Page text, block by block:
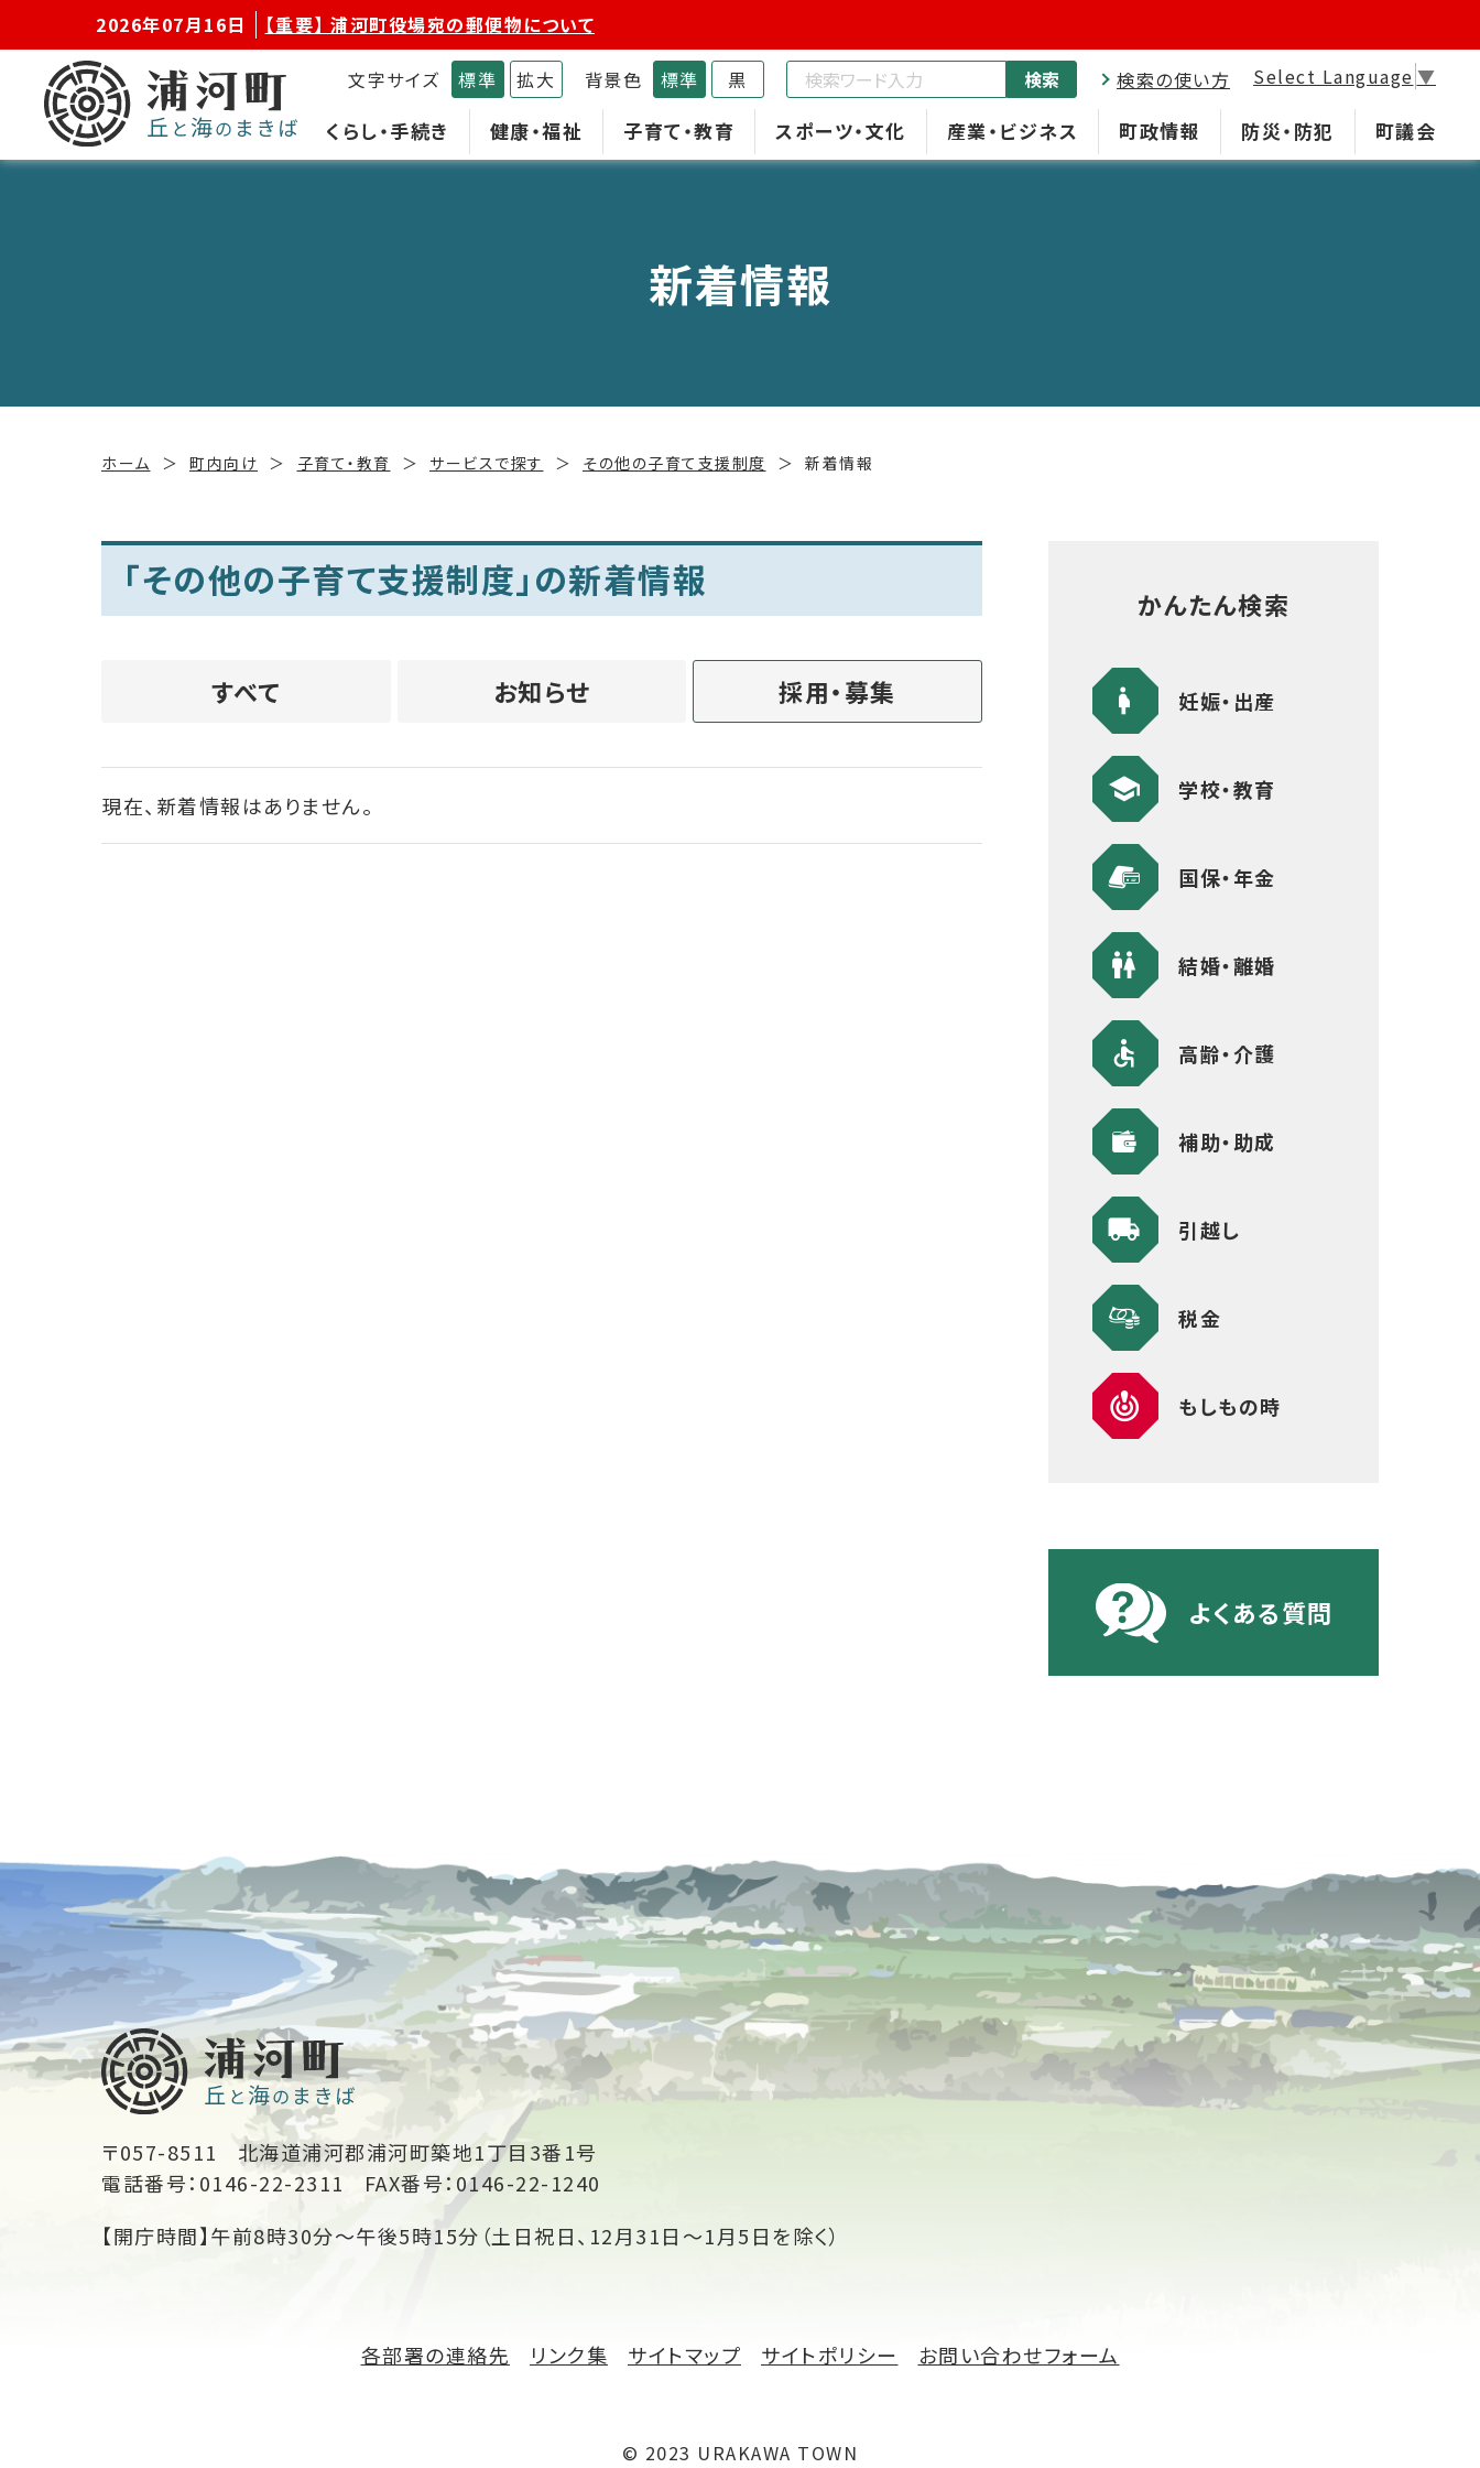
2026年07月16日 【重要】 浦河町役場宛の郵便物について
くらし・手続き 健康・福祉 子育て・教育 スポーツ・文化 産業・ビジネス 町政情報 防災・防犯 町議会
文字サイズ 標準 拡大 背景色 標準 黒 検索 検索の使い方 Select Language ▼
新着情報
ホーム 町内向け 子育て・教育 サービスで探す その他の子育て支援制度 新着情報
「その他の子育て支援制度」の新着情報
すべて お知らせ 採用・募集
現在、新着情報はありません。
かんたん検索
妊娠・出産
学校・教育
国保・年金
結婚・離婚
高齢・介護
補助・助成
引越し
税金
もしもの時
よくある質問
〒057-8511
北海道浦河郡浦河町築地1丁目3番1号
電話番号：0146-22-2311
FAX番号：0146-22-1240
【開庁時間】午前8時30分～午後5時15分（土日祝日、12月31日～1月5日を除く）
各部署の連絡先 リンク集 サイトマップ サイトポリシー お問い合わせフォーム
© 2023 URAKAWA TOWN